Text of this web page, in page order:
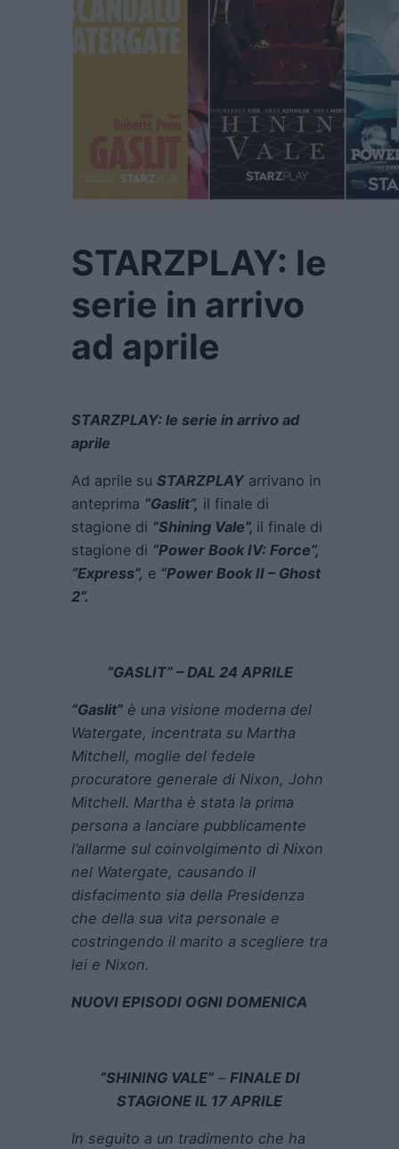
STARZPLAY: le
serie in arrivo
ad aprile
STARZPLAY: le serie in arrivo ad
aprile
Ad aprile su STARZPLAY arrivano in
anteprima “Gaslit”, il finale di
stagione di “Shining Vale”, il finale di
stagione di “Power Book IV: Force”,
“Express”, e “Power Book II – Ghost
2”.
“GASLIT”– DAL 24 APRILE
“Gaslit” è una visione moderna del
Watergate, incentrata su Martha
Mitchell, moglie del fedele
procuratore generale di Nixon, John
Mitchell. Martha è stata la prima
persona a lanciare pubblicamente
l’allarme sul coinvolgimento di Nixon
nel Watergate, causando il
disfacimento sia della Presidenza
che della sua vita personale e
costringendo il marito a scegliere tra
lei e Nixon.
NUOVI EPISODI OGNI DOMENICA
“SHINING VALE”– FINALE DI
STAGIONE IL 17 APRILE
In seguito a un tradimento che ha